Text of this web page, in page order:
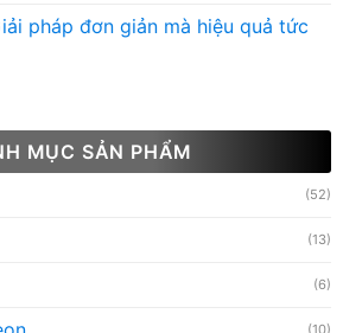
pháp đơn giản mà hiệu quả tức
MỤC SẢN PHẨM
(52)
(13)
(6)
(10)